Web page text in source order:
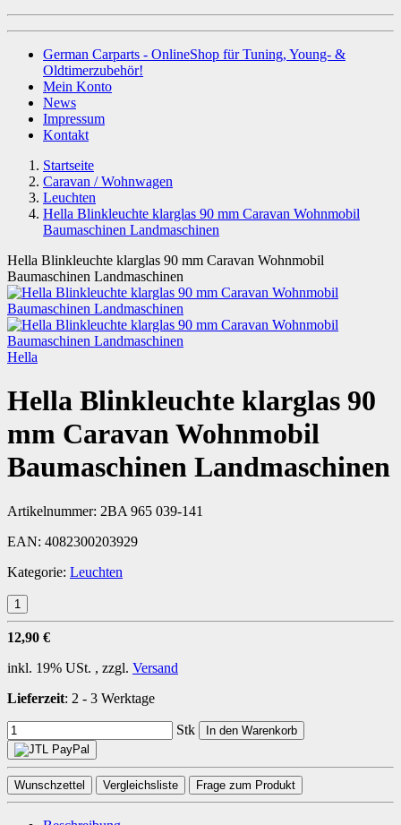
German Carparts - OnlineShop für Tuning, Young- &
Oldtimerzubehör!
Mein Konto
News
Impressum
Kontakt
Startseite
Caravan / Wohnwagen
Leuchten
Hella Blinkleuchte klarglas 90 mm Caravan Wohnmobil
Baumaschinen Landmaschinen
Hella Blinkleuchte klarglas 90 mm Caravan Wohnmobil
Baumaschinen Landmaschinen
Hella
Hella Blinkleuchte klarglas 90
mm Caravan Wohnmobil
Baumaschinen Landmaschinen
Artikelnummer: 2BA 965 039-141
EAN: 4082300203929
Kategorie: Leuchten
12,90 €
inkl. 19% USt. , zzgl. Versand
Lieferzeit: 2 - 3 Werktage
Stk In den Warenkorb
Wunschzettel Vergleichsliste Frage zum Produkt